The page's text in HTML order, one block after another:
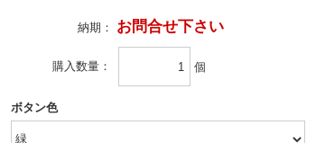
納期： お問合せ下さい
購入数量 個
ボタン色